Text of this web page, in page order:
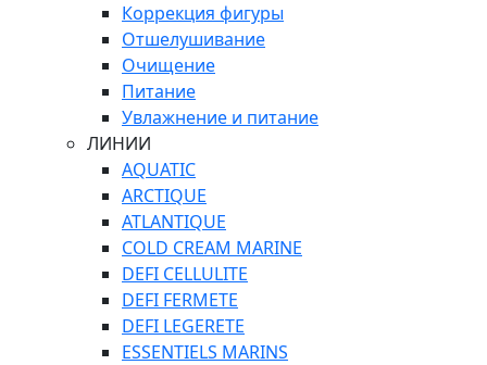
Коррекция фигуры
Отшелушивание
Очищение
Питание
Увлажнение и питание
ЛИНИИ
AQUATIC
ARCTIQUE
ATLANTIQUE
COLD CREAM MARINE
DEFI CELLULITE
DEFI FERMETE
DEFI LEGERETE
ESSENTIELS MARINS